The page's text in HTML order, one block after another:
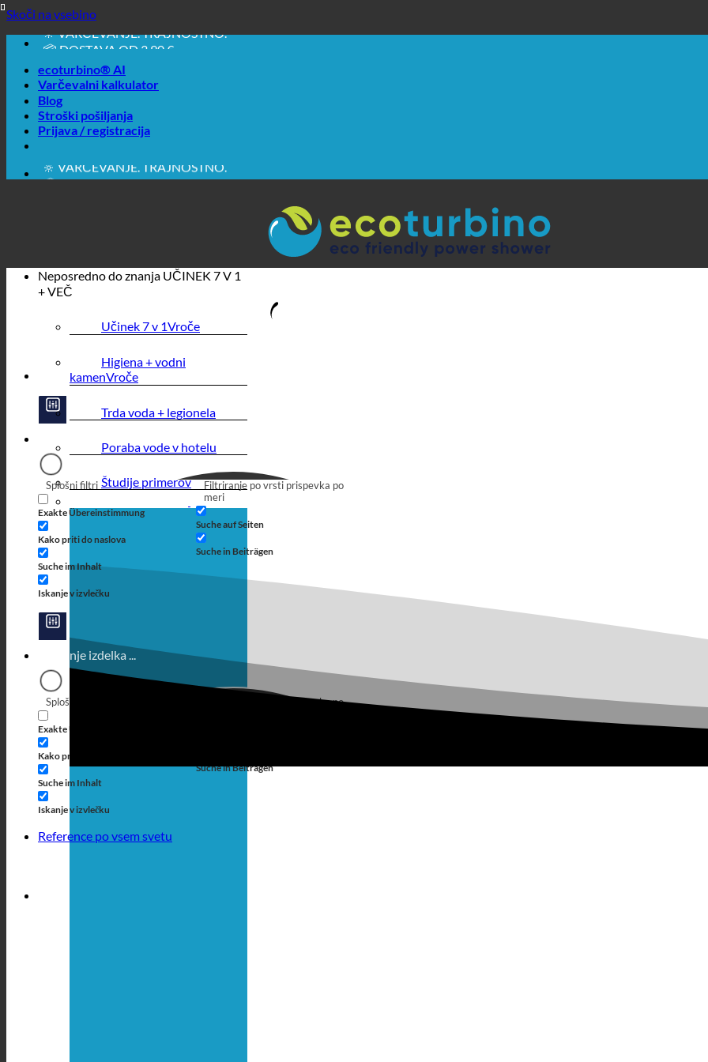
Skoči na vsebino
🔆 VARČEVANJE. TRAJNOSTNO.
📦 DOSTAVA OD 3,90 €
ecoturbino® AI
Varčevalni kalkulator
Blog
Stroški pošiljanja
Prijava / registracija
📦 DOSTAVA OD 3,90 €
Splošni filtri
Exakte Übereinstimmung
Kako priti do naslova
Suche im Inhalt
Iskanje v izvlečku
Filtriranje po vrsti prispevka po
meri
Suche auf Seiten
Suche in Beiträgen
Splošni filtri
Exakte Übereinstimmung
Kako priti do naslova
Suche im Inhalt
Iskanje v izvlečku
Filtriranje po vrsti prispevka po
Suche in Beiträgen
Reference po vsem svetu
Neposredno do znanja UČINEK 7 V 1
+ VEČ
Učinek 7 v 1
Higiena + vodni
kamen
Trda voda + legionela
Poraba vode v hotelu
Študije primerov